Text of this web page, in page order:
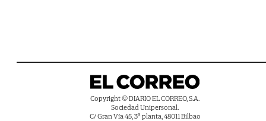
Copyright © DIARIO EL CORREO, S.A.
Sociedad Unipersonal.
C/ Gran Vía 45, 3ª planta, 48011 Bilbao